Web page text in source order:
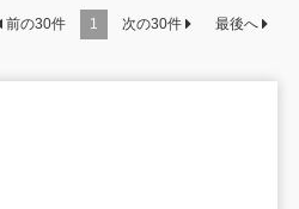
前の30件 1 次の30件 最後へ